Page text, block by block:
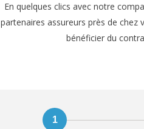
En quelques clics avec notre
partenaires assureurs près de
bénéficier du